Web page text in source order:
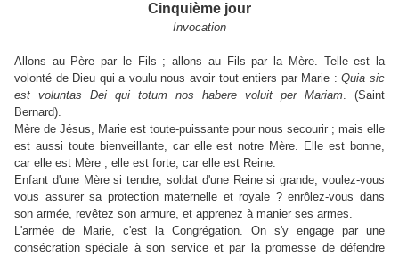
Cinquième jour
Invocation
Allons au Père par le Fils ; allons au Fils par la Mère. Telle est la
volonté de Dieu qui a voulu nous avoir tout entiers par Marie :Quia sic
est voluntas Dei qui totum nos habere voluit per Mariam. (Saint
Bernard).
Mère de Jésus, Marie est toute-puissante pour nous secourir ; mais elle
est aussi toute bienveillante, car elle est notre Mère. Elle est bonne,
car elle est Mère ; elle est forte, car elle est Reine.
Enfant d'une Mère si tendre, soldat d'une Reine si grande, voulez-vous
vous assurer sa protection maternelle et royale ? enrôlez-vous dans
son armée, revêtez son armure, et apprenez à manier ses armes.
L'armée de Marie, c'est la Congrégation. On s'y engage par une
consécration spéciale à son service et par la promesse de défendre